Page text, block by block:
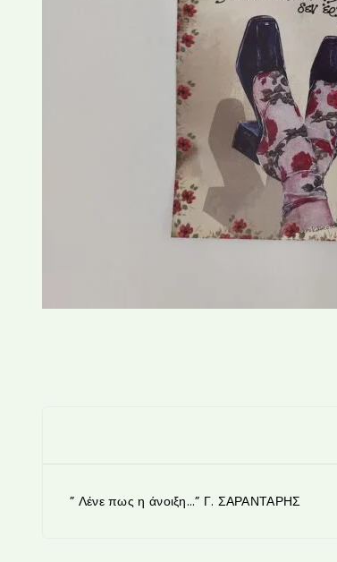
” Λένε πως η άνοιξη…” Γ. ΣΑΡΑΝΤΑΡΗΣ